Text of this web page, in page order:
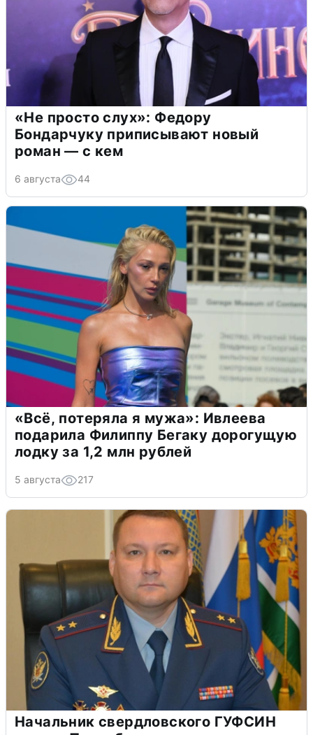
«Не просто слух»: Федору
Бондарчуку приписывают новый
роман — с кем
6 августа 44
«Всё, потеряла я мужа»: Ивлеева
подарила Филиппу Бегаку дорогущую
лодку за 1,2 млн рублей
5 августа 217
Начальник свердловского ГУФСИН